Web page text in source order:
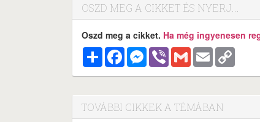
OSZD MEG A CIKKET ÉS NYERJ...
Oszd meg a cikket. Ha még ingyenesen
MegosztásFacebookMessenger
Viber Gmail Email
TOVÁBBI CIKKEK A TÉMÁBAN